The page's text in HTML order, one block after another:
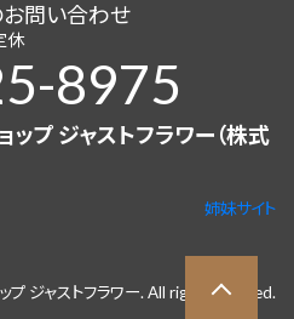
お問い合わせ
休
8975
プ ジャストフラワー（株式
姉妹サイト
プ ジャストフラワー. All right Reserved.